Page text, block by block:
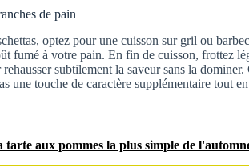
de pain
optez pour une cuisson sur gril ou
fumé à votre pain. En fin de cuisson, frottez
rehausser subtilement la saveur sans la
une touche de caractère supplémentaire tout
tarte aux pommes la plus simple de